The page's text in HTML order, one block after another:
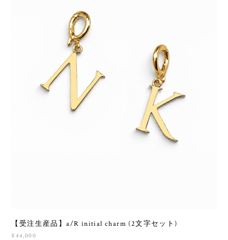
【受注生産品】a/R initial charm (2文字セット)
¥44,000